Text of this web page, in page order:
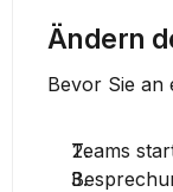
Ändern
Bevor Sie an
Teams